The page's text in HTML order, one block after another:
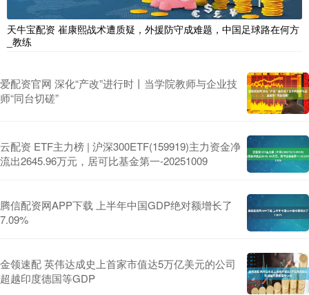
天牛宝配资 崔康熙战术遭质疑，外援防守成难题，中国足球路在何方
_教练
爱配资官网 深化“产改”进行时丨当学院教师与企业技
师“同台切磋”
云配资 ETF主力榜 | 沪深300ETF(159919)主力资金净
流出2645.96万元，居可比基金第一-20251009
腾信配资网APP下载 上半年中国GDP绝对额增长了
7.09%
金领速配 英伟达成史上首家市值达5万亿美元的公司
超越印度德国等GDP